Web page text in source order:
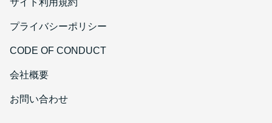
プライバシーポリシー
CODE OF CONDUCT
会社概要
お問い合わせ